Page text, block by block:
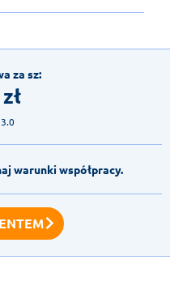
za sz:
zł
warunki współpracy.